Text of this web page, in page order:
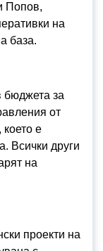
Попов,
на
база.
за
от
което е
Всички други
на
проекти на